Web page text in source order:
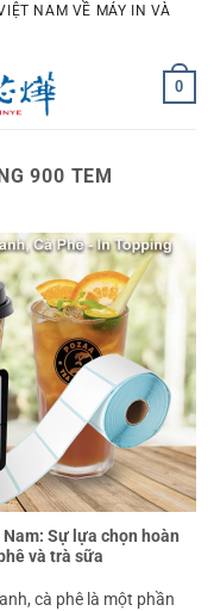
NAM VỀ MÁY IN VÀ
0
900 TEM
Sự lựa chọn hoàn
và trà sữa
cà phê là một phần